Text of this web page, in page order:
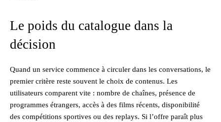
Le poids du catalogue dans la
décision
Quand un service commence à circuler dans les conversations, le
premier critère reste souvent le choix de contenus. Les
utilisateurs comparent vite : nombre de chaînes, présence de
programmes étrangers, accès à des films récents, disponibilité
des compétitions sportives ou des replays. Si l’offre paraît plus